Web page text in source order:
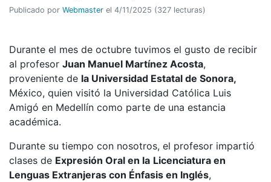
Publicado por Webmaster el 4/11/2025 (327 lecturas)
Durante el mes de octubre tuvimos el gusto de recibir
al profesor Juan Manuel Martínez Acosta,
proveniente de la Universidad Estatal de Sonora,
México, quien visitó la Universidad Católica Luis
Amigó en Medellín como parte de una estancia
académica.
Durante su tiempo con nosotros, el profesor impartió
clases de Expresión Oral en la Licenciatura en
Lenguas Extranjeras con Énfasis en Inglés,